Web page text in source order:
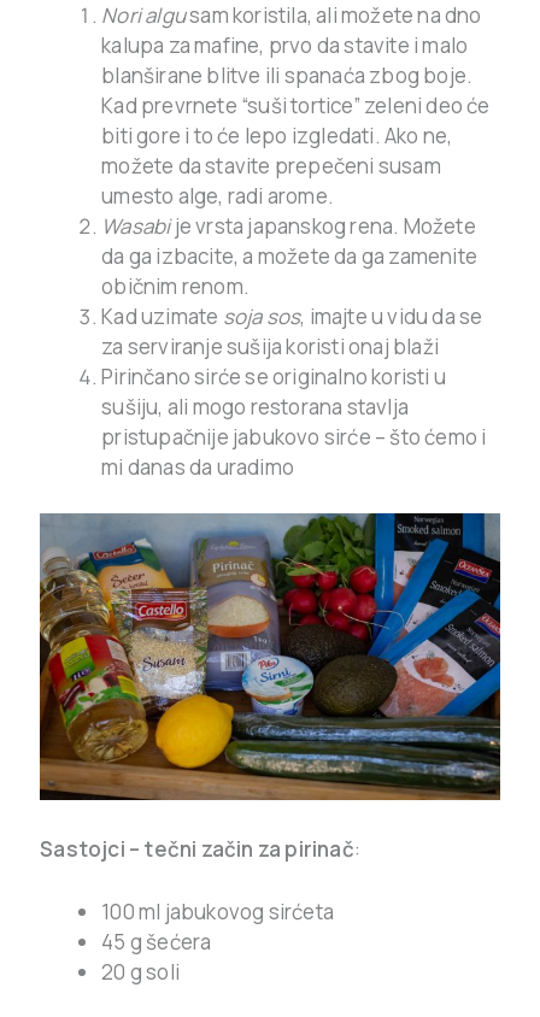
Nori algusam koristila, ali možete na dno
kalupa za mafine, prvo da stavite i malo
blanširane blitve ili spanaća zbog boje.
Kad prevrnete “suši tortice” zeleni deo će
biti gore i to će lepo izgledati. Ako ne,
možete da stavite prepečeni susam
umesto alge, radi arome.
Wasabije vrsta japanskog rena. Možete
da ga izbacite, a možete da ga zamenite
običnim renom.
Kad uzimate soja sos, imajte u vidu da se
za serviranje sušija koristi onaj blaži
Pirinčano sirće se originalno koristi u
sušiju, ali mogo restorana stavlja
pristupačnije jabukovo sirće – što ćemo i
mi danas da uradimo
Sastojci – tečni začin za pirinač:
100 ml jabukovog sirćeta
45 g šećera
20 g soli